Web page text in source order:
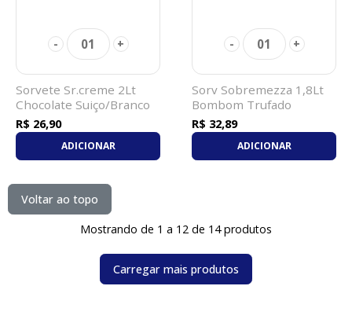
- 01 +
Sorvete Sr.creme 2Lt
Chocolate Suiço/Branco
R$ 26,90
ADICIONAR
- 01 +
Sorv Sobremezza 1,8Lt
Bombom Trufado
R$ 32,89
ADICIONAR
Voltar ao topo
Mostrando de 1 a 12 de 14 produtos
Carregar mais produtos